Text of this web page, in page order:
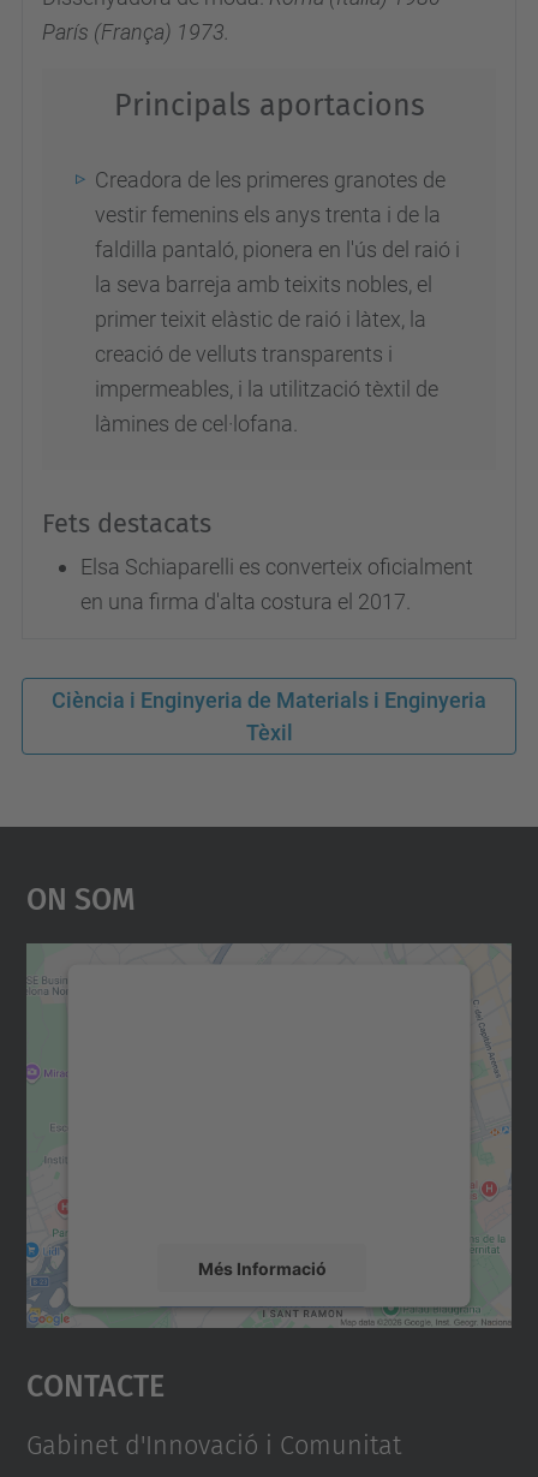
París (França) 1973
Principals aportacions
Creadora de les primeres granotes de
vestir femenins els anys trenta i de la
faldilla pantaló, pionera en l'ús del raió i
la seva barreja amb teixits nobles, el
primer teixit elàstic de raió i làtex, la
creació de velluts transparents i
impermeables, i la utilització tèxtil de
làmines de cel·lofana.
Fets destacats
Elsa Schiaparelli es converteix oficialment
en una firma d'alta costura el 2017.
Ciència i Enginyeria de Materials i Enginyeria
Tèxil
On Som
Més Informació
Accepta
powered by
Contacte
Gabinet d'Innovació i Comunitat